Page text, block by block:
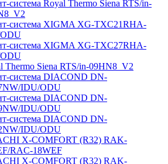
система Royal Thermo Siena RTS/in-
система XIGMA XG-TXC21RHA-
система XIGMA XG-TXC27RHA-
Thermo Siena RTS/in-09HN8_V2
система DIACOND DN-
IDU/ODU
система DIACOND DN-
IDU/ODU
система DIACOND DN-
IDU/ODU
X-COMFORT (R32) RAK-
RAC-18WEF
X-COMFORT (R32) RAK-